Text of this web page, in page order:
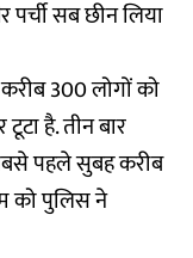
सब छीन लिया
300 लोगों को
है. तीन बार
पहले सुबह करीब
को पुलिस ने